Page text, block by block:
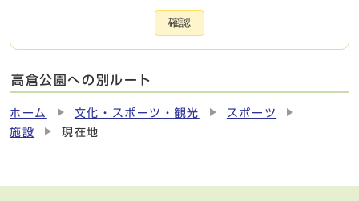
確認
高倉公園への別ルート
ホーム 文化・スポーツ・観光
スポーツ
施設
現在地